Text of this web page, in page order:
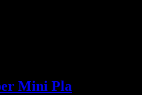
Mini Pla